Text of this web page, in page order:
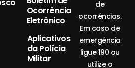
Ocorrência
Eletrônico
Aplicativos
da Polícia
Militar
de
ocorrências.
Em caso de
emergência
ligue 190 ou
utilize o